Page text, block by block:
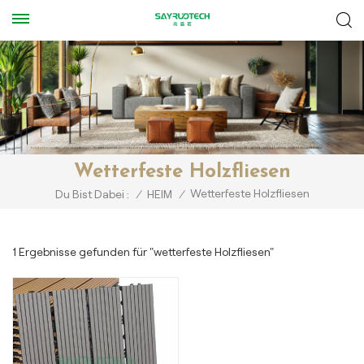
Wetterfeste Holzfliesen
Du Bist Dabei : / HEIM / Wetterfeste Holzfliesen
1 Ergebnisse gefunden für "wetterfeste Holzfliesen"